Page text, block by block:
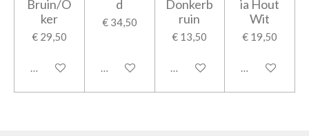
Bruin/O
ker
€ 29,50
In winkelwagen
d
€ 34,50
In winkelwagen
Donkerb
ruin
€ 13,50
In winkelwagen
ia Hout
Wit
€ 19,50
In